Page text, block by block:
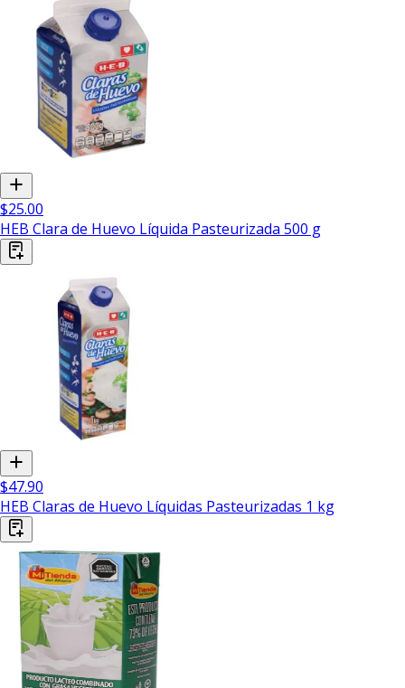
$25.00
HEB Clara de Huevo Líquida Pasteurizada 500 g
$47.90
HEB Claras de Huevo Líquidas Pasteurizadas 1 kg